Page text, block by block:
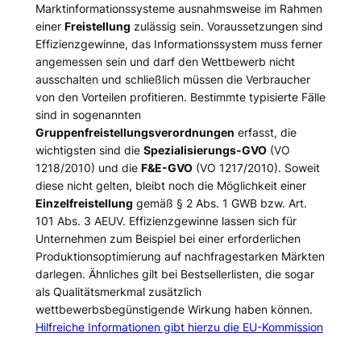
Marktinformationssysteme ausnahmsweise im Rahmen
einer Freistellung zulässig sein. Voraussetzungen sind
Effizienzgewinne, das Informationssystem muss ferner
angemessen sein und darf den Wettbewerb nicht
ausschalten und schließlich müssen die Verbraucher
von den Vorteilen profitieren. Bestimmte typisierte Fälle
sind in sogenannten
Gruppenfreistellungsverordnungen erfasst, die
wichtigsten sind die Spezialisierungs-GVO(VO
1218/2010) und die F&E-GVO(VO 1217/2010). Soweit
diese nicht gelten, bleibt noch die Möglichkeit einer
Einzelfreistellung gemäß § 2 Abs. 1 GWB bzw. Art.
101 Abs. 3 AEUV. Effizienzgewinne lassen sich für
Unternehmen zum Beispiel bei einer erforderlichen
Produktionsoptimierung auf nachfragestarken Märkten
darlegen. Ähnliches gilt bei Bestsellerlisten, die sogar
als Qualitätsmerkmal zusätzlich
wettbewerbsbegünstigende Wirkung haben können.
Hilfreiche Informationen gibt hierzu die EU-Kommission